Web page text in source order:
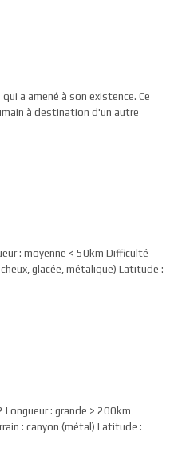
a amené à son existence. Ce
à destination d'un autre
: moyenne < 50km Difficulté
glacée, métalique) Latitude :
Longueur : grande > 200km
: canyon (métal) Latitude :